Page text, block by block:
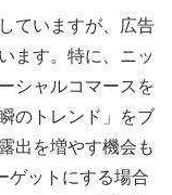
ていますが、広告
ます。特に、ニッ
シャルコマースを
のトレンド」をブ
出を増やす機会も
ゲットにする場合